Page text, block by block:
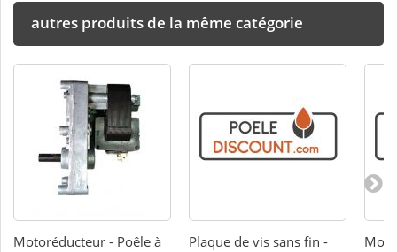
autres produits de la même catégorie
Motoréducteur - Poêle à
Plaque de vis sans fin -